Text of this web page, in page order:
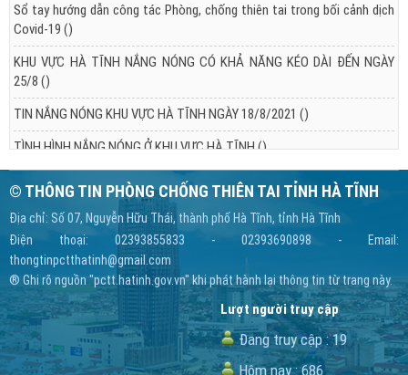
Sổ tay hướng dẫn công tác Phòng, chống thiên tai trong bối cảnh dịch
Covid-19 ()
KHU VỰC HÀ TĨNH NẮNG NÓNG CÓ KHẢ NĂNG KÉO DÀI ĐẾN NGÀY
25/8 ()
TIN NẮNG NÓNG KHU VỰC HÀ TĨNH NGÀY 18/8/2021 ()
TÌNH HÌNH NẮNG NÓNG Ở KHU VỰC HÀ TĨNH()
© THÔNG TIN PHÒNG CHỐNG THIÊN TAI TỈNH HÀ TĨNH
Địa chỉ: Số 07, Nguyễn Hữu Thái, thành phố Hà Tĩnh, tỉnh Hà Tĩnh
Điện thoại: 02393855833 - 02393690898 - Email:
thongtinpctthatinh@gmail.com
® Ghi rõ nguồn "pctt.hatinh.gov.vn" khi phát hành lại thông tin từ trang này.
Lượt người truy cập
Đang truy cập : 19
Hôm nay : 686